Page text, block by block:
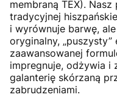
membraną TEX).
tradycyjnej
i wyrównuje barwę,
oryginalny,
zaawansowanej
impregnuje, odżywia i
galanterię skórzaną
zabrudzeniami.